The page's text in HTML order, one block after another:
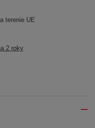
terenie UE
2 roky